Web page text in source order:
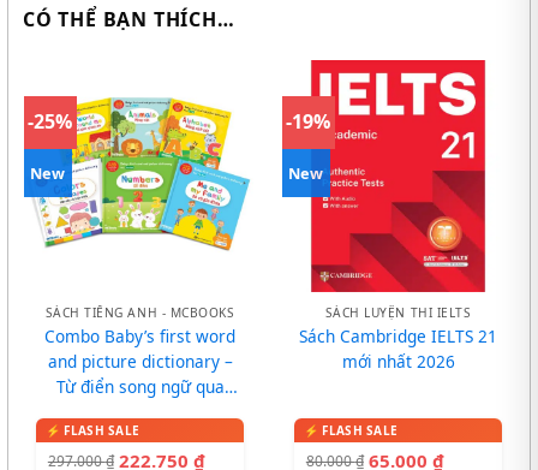
CÓ THỂ BẠN THÍCH…
-25%
New
SÁCH TIẾNG ANH - MCBOOKS
Combo Baby’s first word
and picture dictionary –
Từ điển song ngữ qua
297.000₫ 222.750 ₫
-19%
New
SÁCH LUYỆN THI IELTS
Sách Cambridge IELTS 21
mới nhất 2026
80.000₫ 65.000 ₫